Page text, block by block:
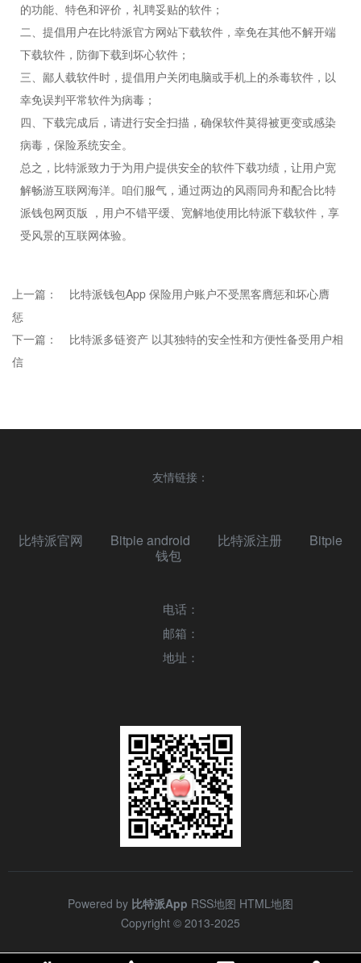
的功能、特色和评价，礼聘妥贴的软件；
二、提倡用户在比特派官方网站下载软件，幸免在其他不解开端
下载软件，防御下载到坏心软件；
三、鄙人载软件时，提倡用户关闭电脑或手机上的杀毒软件，以
幸免误判平常软件为病毒；
四、下载完成后，请进行安全扫描，确保软件莫得被更变或感染
病毒，保险系统安全。
总之，比特派致力于为用户提供安全的软件下载功绩，让用户宽
解畅游互联网海洋。咱们服气，通过两边的风雨同舟和配合比特
派钱包网页版 ，用户不错平缓、宽解地使用比特派下载软件，享
受风景的互联网体验。
上一篇：
比特派钱包App 保险用户账户不受黑客膺惩和坏心膺
惩
下一篇：
比特派多链资产 以其独特的安全性和方便性备受用户相
信
友情链接：
比特派官网 Bitpie android 比特派注册
Bitpie
钱包
电话：
邮箱：
地址：
Powered by 比特派App RSS地图 HTML地图
Copyright © 2013-2025